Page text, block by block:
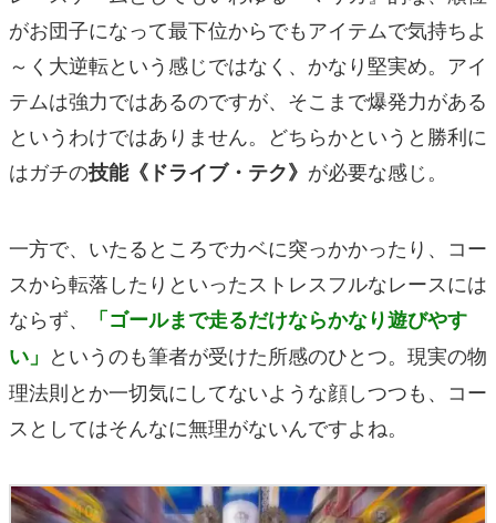
がお団子になって最下位からでもアイテムで気持ちよ
～く大逆転という感じではなく、かなり堅実め。アイ
テムは強力ではあるのですが、そこまで爆発力がある
というわけではありません。どちらかというと勝利に
はガチの技能《ドライブ・テク》 が必要な感じ。
一方で、いたるところでカベに突っかかったり、コー
スから転落したりといったストレスフルなレースには
ならず、
「ゴールまで走るだけならかなり遊びやす
い」 というのも筆者が受けた所感のひとつ。現実の物
理法則とか一切気にしてないような顔しつつも、コー
スとしてはそんなに無理がないんですよね。